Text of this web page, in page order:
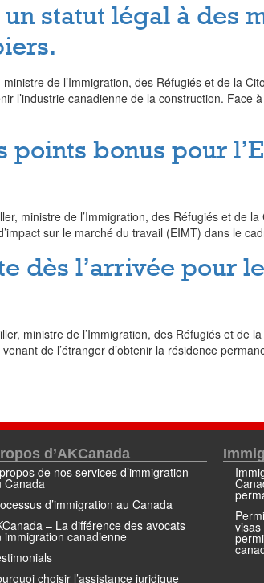
statut légal à des
de l’Immigration, des Réfugiés et de la
l’industrie canadienne de la construction.
points bonus pour
ministre de l’Immigration, des Réfugiés et de
sur le marché du travail (EIMT) dans le
dès l’arrivée pour
ministre de l’Immigration, des Réfugiés et
de l’étranger d’obtenir la résidence
d’AKCanada
de nos services d’immigration
Canada
d’immigration au Canada
– La différence des avocats
immigration canadienne
choisir l’assistance juridique